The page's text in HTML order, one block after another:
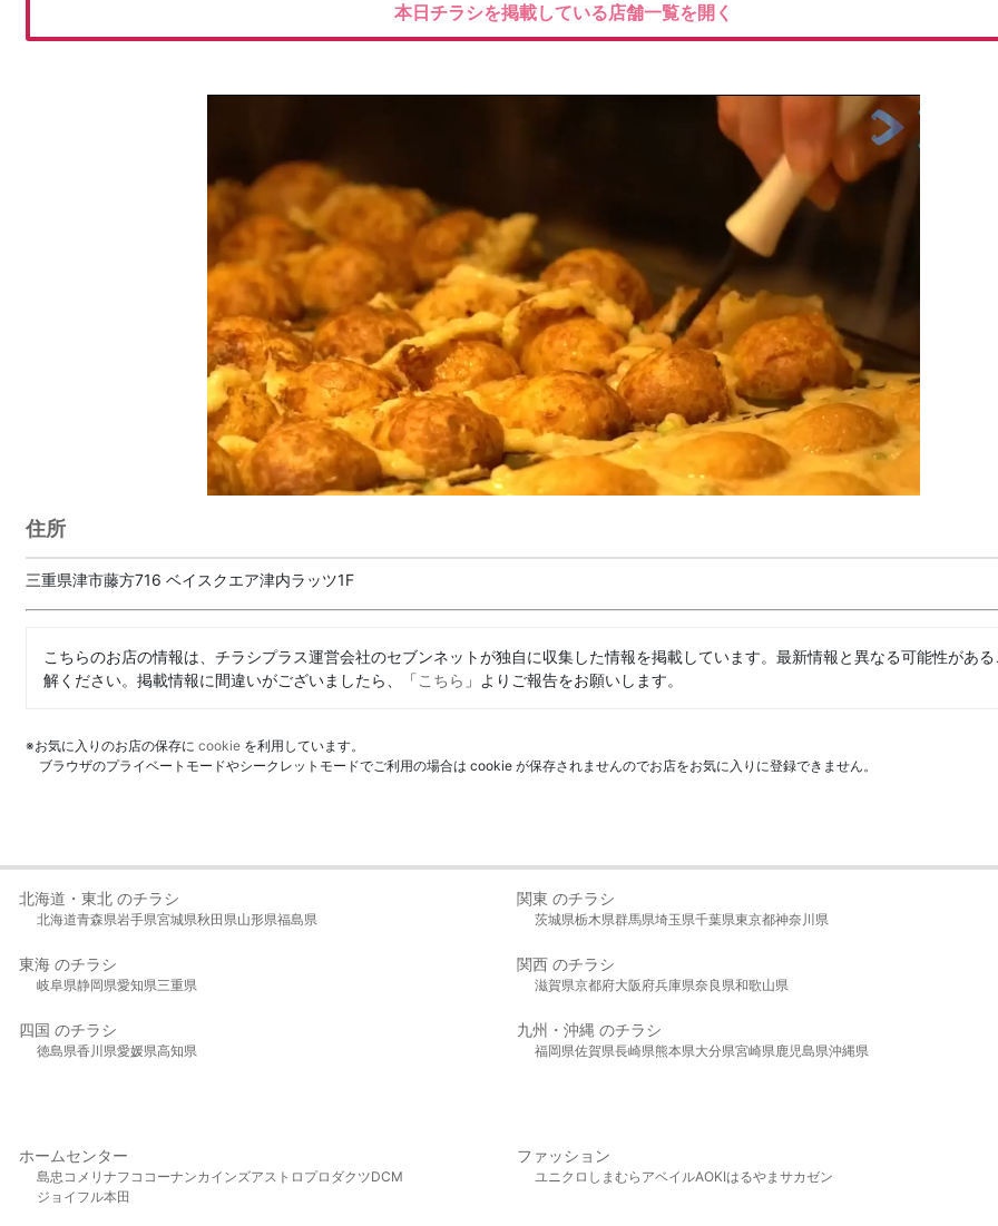
本日チラシを掲載している店舗一覧を開く
住所
三重県津市藤方716 ベイスクエア津内ラッツ1F
こちらのお店の情報は、チラシプラス運営会社のセブンネットが独自に収集した情報を掲載しています。最新情報と異なる可能性があ
解ください。掲載情報に間違いがございましたら、「こちら 」よりご報告をお願いします。
※お気に入りのお店の保存に cookie を利用しています。
ブラウザのプライベートモードやシークレットモードでご利用の場合は cookie が保存されませんのでお店をお気に入りに登録できません。
北海道・東北 のチラシ
北海道青森県岩手県宮城県秋田県山形県福島県
関東 のチラシ
茨城県栃木県群馬県埼玉県千葉県東京都神奈川県
東海 のチラシ
岐阜県静岡県愛知県三重県
関西 のチラシ
滋賀県京都府大阪府兵庫県奈良県和歌山県
四国 のチラシ
徳島県香川県愛媛県高知県
九州・沖縄 のチラシ
福岡県佐賀県長崎県熊本県大分県宮崎県鹿児島県沖縄県
ホームセンター
島忠 コメリ ナフコ コーナンカインズアストロプロダクツDCM
ジョイフル本田
ファッション
ユニクロ しまむら アベイルAOKIはるやま サカゼン